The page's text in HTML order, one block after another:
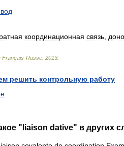
координационная связь
Français-Russe 2013
решить контрольную работу
"liaison dative" в других